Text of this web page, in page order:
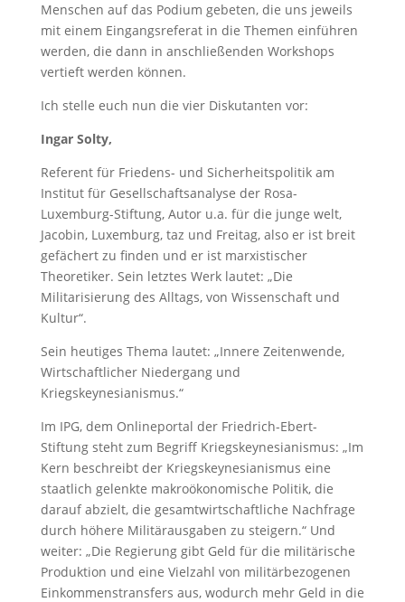
Menschen auf das Podium gebeten, die uns jeweils
mit einem Eingangsreferat in die Themen einführen
werden, die dann in anschließenden Workshops
vertieft werden können.
Ich stelle euch nun die vier Diskutanten vor:
Ingar Solty,
Referent für Friedens- und Sicherheitspolitik am
Institut für Gesellschaftsanalyse der Rosa-
Luxemburg-Stiftung, Autor u.a. für die junge welt,
Jacobin, Luxemburg, taz und Freitag, also er ist breit
gefächert zu finden und er ist marxistischer
Theoretiker. Sein letztes Werk lautet: „Die
Militarisierung des Alltags, von Wissenschaft und
Kultur“.
Sein heutiges Thema lautet: „Innere Zeitenwende,
Wirtschaftlicher Niedergang und
Kriegskeynesianismus.“
Im IPG, dem Onlineportal der Friedrich-Ebert-
Stiftung steht zum Begriff Kriegskeynesianismus: „Im
Kern beschreibt der Kriegskeynesianismus eine
staatlich gelenkte makroökonomische Politik, die
darauf abzielt, die gesamtwirtschaftliche Nachfrage
durch höhere Militärausgaben zu steigern.“ Und
weiter: „Die Regierung gibt Geld für die militärische
Produktion und eine Vielzahl von militärbezogenen
Einkommenstransfers aus, wodurch mehr Geld in die